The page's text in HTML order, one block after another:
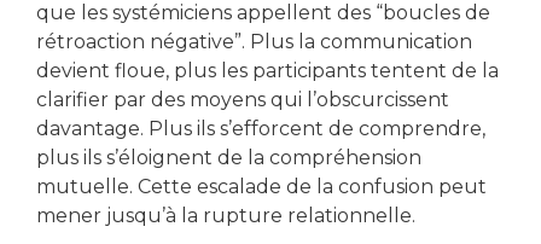
que les systémiciens appellent des “boucles de
rétroaction négative”. Plus la communication
devient floue, plus les participants tentent de la
clarifier par des moyens qui l’obscurcissent
davantage. Plus ils s’efforcent de comprendre,
plus ils s’éloignent de la compréhension
mutuelle. Cette escalade de la confusion peut
mener jusqu’à la rupture relationnelle.